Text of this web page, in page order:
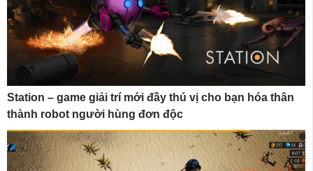
Station – game giải trí mới đầy thú vị cho bạn hóa thân
thành robot người hùng đơn độc